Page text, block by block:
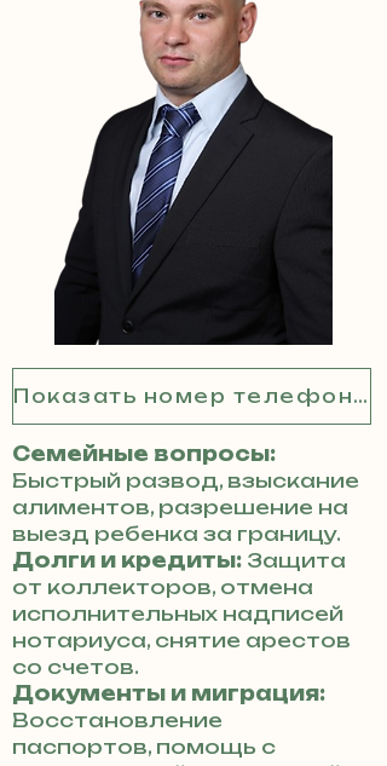
Показать номер телефона
Семейные вопросы:
Быстрый развод, взыскание
алиментов, разрешение на
выезд ребенка за границу.
Долги и кредиты: Защита
от коллекторов, отмена
исполнительных надписей
нотариуса, снятие арестов
со счетов.
Документы и миграция:
Восстановление
паспортов, помощь с